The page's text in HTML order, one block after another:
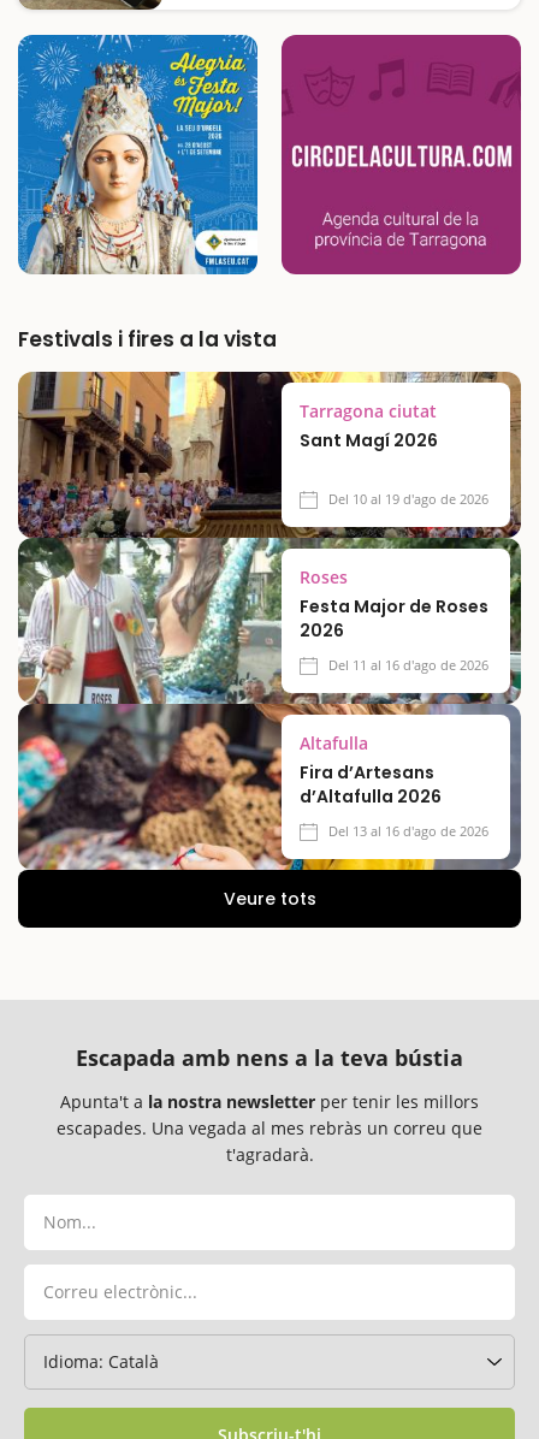
recorreran diferents indrets del municipi
resolent…
Festivals i fires a la vista
Tarragona ciutat
Sant Magí 2026
Del 10 al 19 d'ago de 2026
Roses
Festa Major de Roses
2026
Del 11 al 16 d'ago de 2026
Altafulla
Fira d’Artesans
d’Altafulla 2026
Del 13 al 16 d'ago de 2026
Veure tots
Escapada amb nens a la teva bústia
Apunta't a la nostra newsletter per tenir les millors
escapades. Una vegada al mes rebràs un correu que
t'agradarà.
Subscriu-t'hi